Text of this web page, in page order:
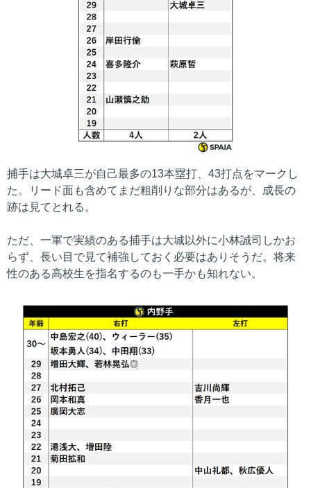
捕手は大城卓三が自己最多の13本塁打、43打点をマークし
た。リード面も含めてまだ粗削りな部分はあるが、成長の
跡は見てとれる。
ただ、一軍で実績のある捕手は大城以外に小林誠司しかお
らず、長い目で見て補強しておく必要はありそうだ。将来
性のある高校生を指名するのも一手かも知れない。